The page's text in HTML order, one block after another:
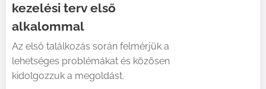
kezelési terv első
alkalommal
Az első találkozás során felmérjük a
lehetséges problémákat és közösen
kidolgozzuk a megoldást.